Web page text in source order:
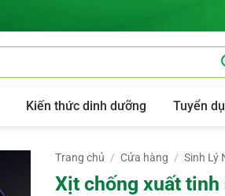
Kiến thức dinh dưỡng Tuyển
Trang chủ / Cửa hàng / Sinh Lý
Xịt chống xuất tinh